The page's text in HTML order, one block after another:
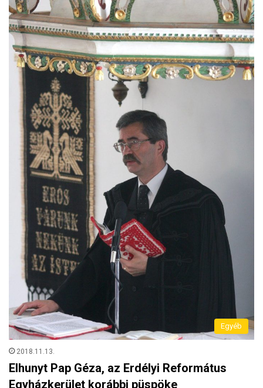
Egyéb
2018.11.13.
Elhunyt Pap Géza, az Erdélyi Református
Egyházkerület korábbi püspöke